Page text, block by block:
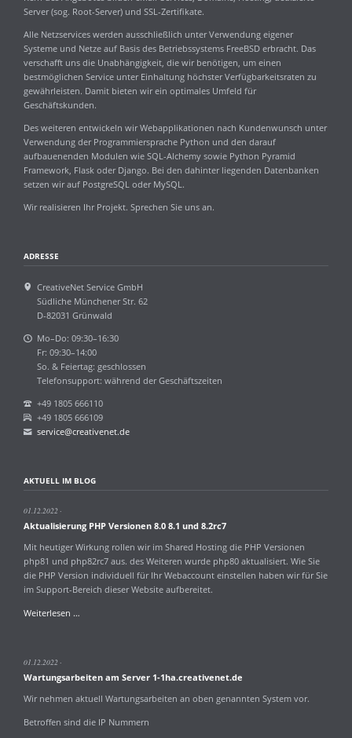
Server (sog. Root-Server) und SSL-Zertifikate.
Alle Netzservices werden ausschließlich unter Verwendung eigener
Systeme und Netze auf Basis des Betriebssystems FreeBSD erbracht. Das
verschafft uns die Unabhängigkeit, die wir benötigen, um einen
bestmöglichen Service unter Einhaltung höchster Verfügbarkeitsraten zu
gewährleisten. Damit bieten wir ein optimales Umfeld für
Geschäftskunden.
Des weiteren entwickeln wir Webapplikationen nach Kundenwunsch unter
Verwendung der Programmiersprache Python und den darauf
aufbauenenden Modulen wie SQL-Alchemy sowie Python Pyramid
Framework, Flask oder Django. Bei den dahinter liegenden Datenbanken
setzen wir auf PostgreSQL oder MySQL.
Wir realisieren Ihr Projekt. Sprechen Sie uns an.
ADRESSE
CreativeNet Service GmbH
Südliche Münchener Str. 62
D-82031 Grünwald
Mo–Do: 09:30–16:30
Fr: 09:30–14:00
So. & Feiertag: geschlossen
Telefonsupport: während der Geschäftszeiten
+49 1805 666110
+49 1805 666109
service@creativenet.de
AKTUELL IM BLOG
01.12.2022
Aktualisierung PHP Versionen 8.0 8.1 und 8.2rc7
Mit heutiger Wirkung rollen wir im Shared Hosting die PHP Versionen
php81 und php82rc7 aus. des Weiteren wurde php80 aktualisiert. Wie Sie
die PHP Version individuell für Ihr Webaccount einstellen haben wir für Sie
im Support-Bereich dieser Website aufbereitet.
Weiterlesen …
und
8.2rc7
01.12.2022
Wartungsarbeiten am Server 1-1ha.creativenet.de
Wir nehmen aktuell Wartungsarbeiten an oben genannten System vor.
Betroffen sind die IP Nummern